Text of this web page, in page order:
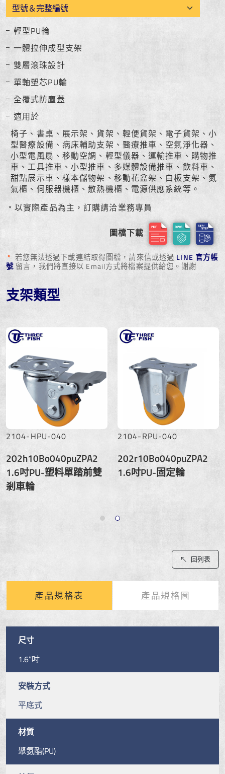
輕型PU輪
一體拉伸成型支架
雙層滾珠設計
單軸塑芯PU輪
全覆式防塵蓋
適用於
椅子、書桌、展示架、貨架、輕便貨架、電子貨架、小
型醫療設備、病床輔助支架、醫療推車、空氣淨化器、
小型電風扇、移動空調、輕型儀器、運輸推車、購物推
車、工具推車、小型推車、多媒體設備推車、飲料車、
甜點展示車、樣本儲物架、移動花盆架、白板支架、氮
氣櫃、伺服器機櫃、散熱機櫃、電源供應系統等。
﹡以實際產品為主，訂購請洽業務專員
圖檔下載
* 若您無法透過下載連結取得圖檔，請來信或透過 LINE 官方帳
號 留言，我們將直接以 Email方式將檔案提供給您。謝謝
支架類型
2104-HPU-040
202h10Bo040puZPA2
1.6吋PU-塑料單踏前雙
剎車輪
2104-RPU-040
202r10Bo040puZPA2
1.6吋PU-固定輪
回列表
產品規格表 產品規格圖
尺寸
1.6”吋
安裝方式
平底式
材質
聚氨酯(PU)